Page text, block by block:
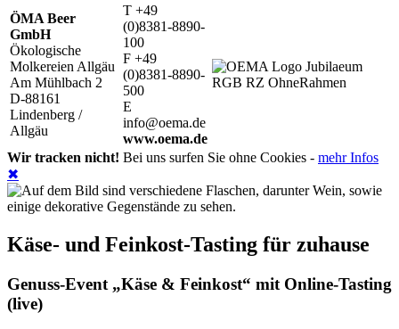
ÖMA Beer
GmbH
Ökologische
Molkereien Allgäu
Am Mühlbach 2
D-88161
Lindenberg /
Allgäu
T +49
(0)8381-8890-
100
F +49
(0)8381-8890-
500
E
info@oema.de
www.oema.de
Wir tracken nicht! Bei uns surfen Sie ohne Cookies - mehr Infos
✖
Käse- und Feinkost-Tasting für zuhause
Genuss-Event „Käse & Feinkost“ mit Online-Tasting
(live)